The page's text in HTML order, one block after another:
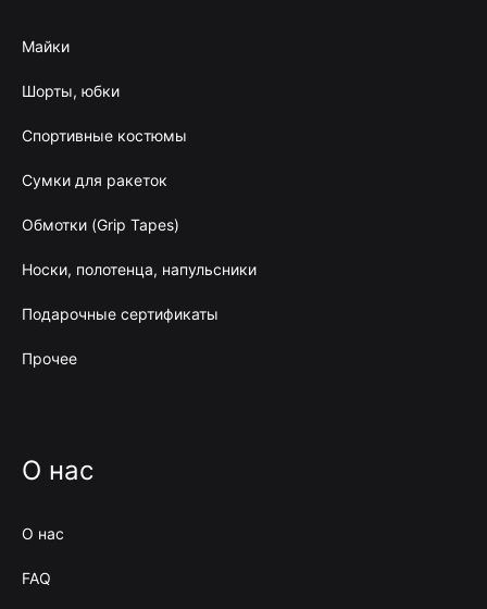
Майки
Шорты, юбки
Спортивные костюмы
Сумки для ракеток
Обмотки (Grip Tapes)
Носки, полотенца, напульсники
Подарочные сертификаты
Прочее
О нас
О нас
FAQ